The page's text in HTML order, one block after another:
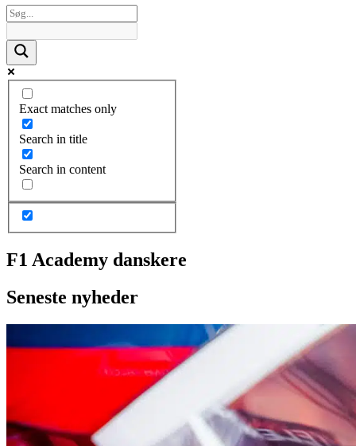
Exact matches only
Search in title
Search in content
F1 Academy danskere
Seneste nyheder